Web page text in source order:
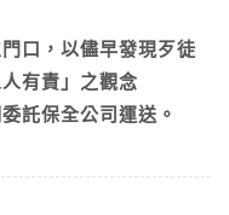
口，以儘早發現歹徒
有責」之觀念
託保全公司運送。